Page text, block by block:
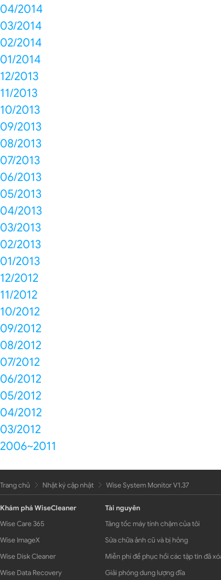
04/2014
03/2014
02/2014
01/2014
12/2013
11/2013
10/2013
09/2013
08/2013
07/2013
06/2013
05/2013
04/2013
03/2013
02/2013
01/2013
12/2012
11/2012
10/2012
09/2012
08/2012
07/2012
06/2012
05/2012
04/2012
03/2012
2006~2011
Trang chủ Nhật ký cập nhật Wise System Monitor V1.37
Khám phá WiseCleaner
Wise Care 365
Wise ImageX
Wise Disk Cleaner
Wise Data Recovery
Tài nguyên
Tăng tốc máy tính chậm của tôi
Sửa chữa ảnh cũ và bị hỏng
Miễn phí để phục hồi các tập tin đã
Giải phóng dung lượng đĩa